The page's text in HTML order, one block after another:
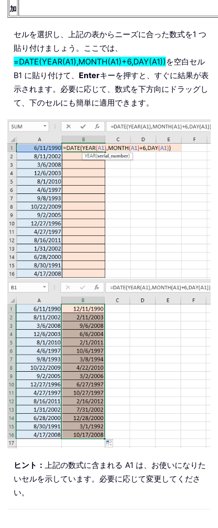
加
セルを選択し、上記の表からニーズに合った数式を1 つ
貼り付けましょう。ここでは、
=DATE(YEAR(A1),MONTH(A1)+6,DAY(A1)) を空白セル
B1 に貼り付けて、 Enterキーを押すと、すぐに結果が表
示されます。必要に応じて、数式を下方向にドラッグし
て、下のセルにも簡単に適用できます。
ヒント：
上記の数式に含まれる A1 は、お使いになりた
いセルを示しています。必要に応じて変更してくださ
い。